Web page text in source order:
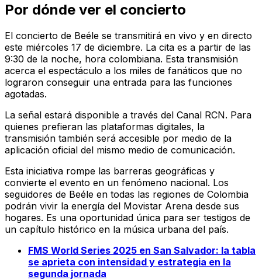
Por dónde ver el concierto
El concierto de Beéle se transmitirá en vivo y en directo
este miércoles 17 de diciembre. La cita es a partir de las
9:30 de la noche, hora colombiana. Esta transmisión
acerca el espectáculo a los miles de fanáticos que no
lograron conseguir una entrada para las funciones
agotadas.
La señal estará disponible a través del Canal RCN. Para
quienes prefieran las plataformas digitales, la
transmisión también será accesible por medio de la
aplicación oficial del mismo medio de comunicación.
Esta iniciativa rompe las barreras geográficas y
convierte el evento en un fenómeno nacional. Los
seguidores de Beéle en todas las regiones de Colombia
podrán vivir la energía del Movistar Arena desde sus
hogares. Es una oportunidad única para ser testigos de
un capítulo histórico en la música urbana del país.
FMS World Series 2025 en San Salvador: la tabla
se aprieta con intensidad y estrategia en la
segunda jornada